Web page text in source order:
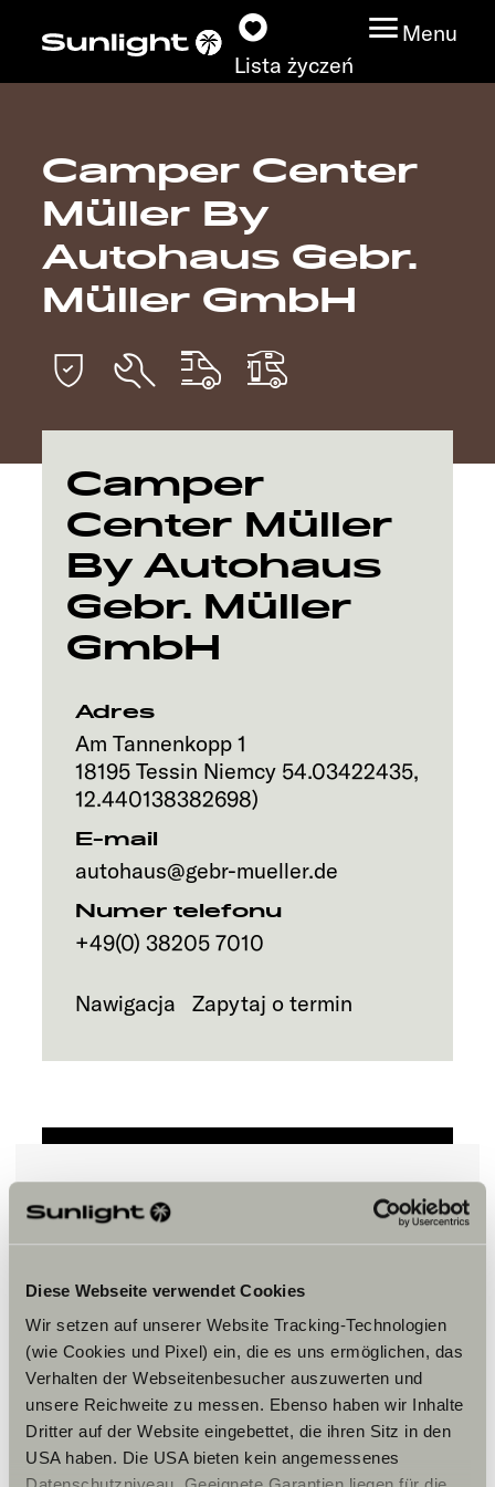
Diese Webseite verwendet Cookies
Wir setzen auf unserer Website Tracking-Technologien
(wie Cookies und Pixel) ein, die es uns ermöglichen, das
Verhalten der Webseitenbesucher auszuwerten und
unsere Reichweite zu messen. Ebenso haben wir Inhalte
Dritter auf der Website eingebettet, die ihren Sitz in den
USA haben. Die USA bieten kein angemessenes
Lista życzeń
Menu
Modele
Wyszukiwarka
pojazdów
dystrybutorów
Badać
Praca
Camper Center
Müller By
Autohaus Gebr.
Müller GmbH
Camper
Center Müller
By Autohaus
Gebr. Müller
GmbH
Adres
Am Tannenkopp 1
18195 Tessin Niemcy 54.03422435,
12.440138382698)
E-mail
autohaus@gebr-mueller.de
Numer telefonu
+49(0) 38205 7010
Nawigacja Zapytaj o termin
Zaakceptuj marketingowe pliki
cookie, aby zobaczyć treści.
Ustawienia plików cookie